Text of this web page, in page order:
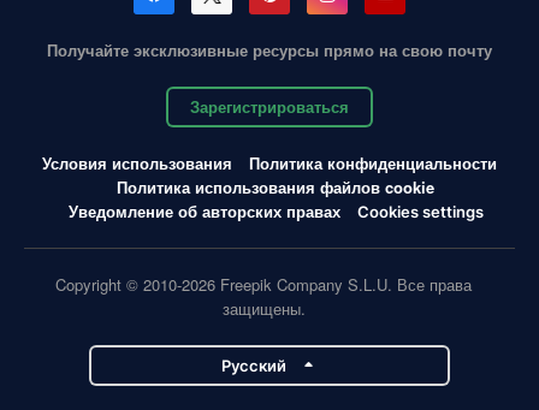
Получайте эксклюзивные ресурсы прямо на свою почту
Зарегистрироваться
Условия использования
Политика конфиденциальности
Политика использования файлов cookie
Уведомление об авторских правах
Cookies settings
Copyright © 2010-2026 Freepik Company S.L.U. Все права
защищены.
Pусский